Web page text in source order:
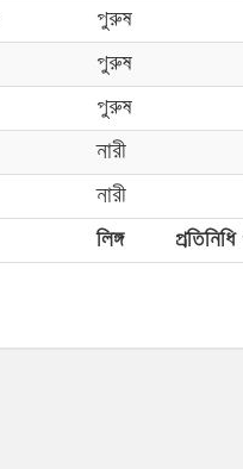
পুরুষ
পুরুষ
পুরুষ
নারী
নারী
লিঙ্গ